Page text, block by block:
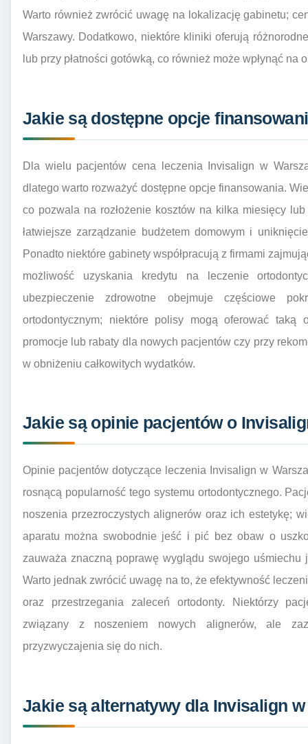
Warto również zwrócić uwagę na lokalizację gabinetu;
Warszawy. Dodatkowo, niektóre kliniki oferują
lub przy płatności gotówką, co również może wpłynąć na
Jakie są dostępne opcje
Dla wielu pacjentów cena leczenia Invisalign w
dlatego warto rozważyć dostępne opcje finansowania.
co pozwala na rozłożenie kosztów na kilka miesięcy
łatwiejsze zarządzanie budżetem domowym i
Ponadto niektóre gabinety współpracują z firmami
możliwość uzyskania kredytu na leczenie
ubezpieczenie zdrowotne obejmuje częściowe
ortodontycznym; niektóre polisy mogą oferować taką
promocje lub rabaty dla nowych pacjentów czy przy
w obniżeniu całkowitych wydatków.
Jakie są opinie pacjentów o
Opinie pacjentów dotyczące leczenia Invisalign w
rosnącą popularność tego systemu ortodontycznego.
noszenia przezroczystych alignerów oraz ich estetykę;
aparatu można swobodnie jeść i pić bez obaw o
zauważa znaczną poprawę wyglądu swojego
Warto jednak zwrócić uwagę na to, że efektywność
oraz przestrzegania zaleceń ortodonty. Niektórzy
związany z noszeniem nowych alignerów, ale
przyzwyczajenia się do nich.
Jakie są alternatywy dla Invisalign